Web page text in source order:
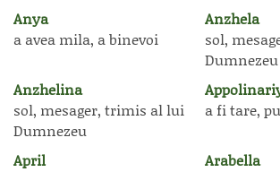
Anya
a avea mila, a binevoi
Anzhela
sol,
Dumnezeu
Anzhelina
sol, mesager, trimis al lui
Dumnezeu
a fi tare,
April
Arabella